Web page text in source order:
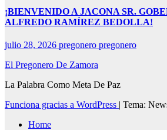
¡BIENVENIDO A JACONA SR.
ALFREDO RAMÍREZ BEDOLLA!
julio 28, 2026 pregonero pregonero
El Pregonero De Zamora
La Palabra Como Meta De Paz
Funciona gracias a WordPress | Tema:
Home